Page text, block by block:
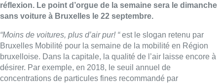
réflexion. Le point d’orgue de la semaine sera le dimanche
sans voiture à Bruxelles le 22 septembre.
“Moins de voitures, plus d’air pur! “est le slogan retenu par
Bruxelles Mobilité pour la semaine de la mobilité en Région
bruxelloise. Dans la capitale, la qualité de l’air laisse encore à
désirer. Par exemple, en 2018, le seuil annuel de
concentrations de particules fines recommandé par